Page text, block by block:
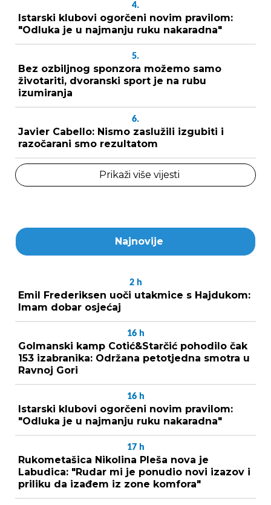
4.
Istarski klubovi ogorčeni novim pravilom:
"Odluka je u najmanju ruku nakaradna"
5.
Bez ozbiljnog sponzora možemo samo
životariti, dvoranski sport je na rubu
izumiranja
6.
Javier Cabello: Nismo zaslužili izgubiti i
razočarani smo rezultatom
Prikaži više vijesti
Najnovije
2 h
Emil Frederiksen uoči utakmice s Hajdukom:
Imam dobar osjećaj
16 h
Golmanski kamp Cotić&Starčić pohodilo čak
153 izabranika: Održana petotjedna smotra u
Ravnoj Gori
16 h
Istarski klubovi ogorčeni novim pravilom:
"Odluka je u najmanju ruku nakaradna"
17 h
Rukometašica Nikolina Pleša nova je
Labudica: "Rudar mi je ponudio novi izazov i
priliku da izađem iz zone komfora"